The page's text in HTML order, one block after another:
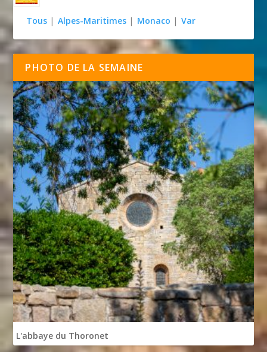
Tous | Alpes-Maritimes | Monaco | Var
PHOTO DE LA SEMAINE
L'abbaye du Thoronet